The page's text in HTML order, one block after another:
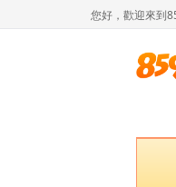
您好，歡迎來到